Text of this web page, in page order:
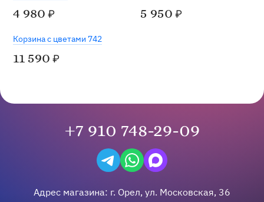
4 980 ₽ 5 950 ₽
Корзина с цветами 742
11 590 ₽
+7 910 748-29-09
Написать в Telegram
Написать на WhatsApp
Написать в Max
Адрес магазина: г. Орел, ул. Московская, 36